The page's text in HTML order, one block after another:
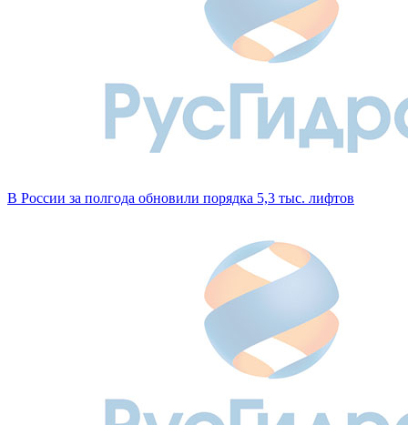
В России за полгода обновили порядка 5,3 тыс. лифтов